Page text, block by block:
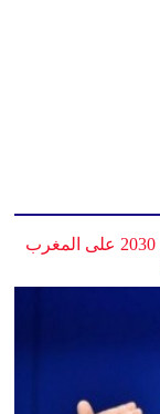
اتهامات تطال إنفانتينو بعرض نهائي مونديال 2030 على المغرب